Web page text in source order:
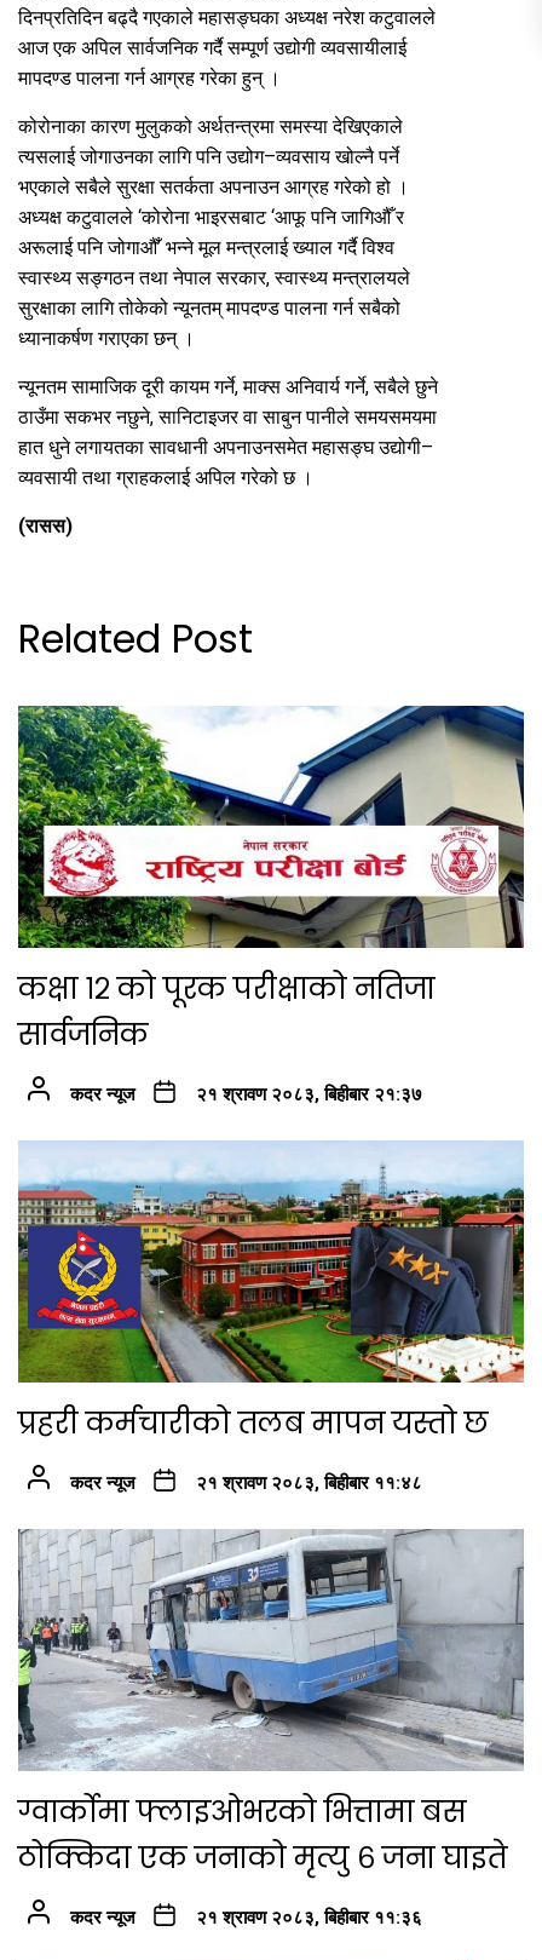
दिनप्रतिदिन बढ्दै गएकाले महासङ्घका अध्यक्ष नरेश कटुवालले
आज एक अपिल सार्वजनिक गर्दै सम्पूर्ण उद्योगी व्यवसायीलाई
मापदण्ड पालना गर्न आग्रह गरेका हुन् ।
कोरोनाका कारण मुलुकको अर्थतन्त्रमा समस्या देखिएकाले
त्यसलाई जोगाउनका लागि पनि उद्योग–व्यवसाय खोल्नै पर्ने
भएकाले सबैले सुरक्षा सतर्कता अपनाउन आग्रह गरेको हो ।
अध्यक्ष कटुवालले ‘कोरोना भाइरसबाट ‘आफू पनि जागिऔँ र
अरूलाई पनि जोगाऔँ’ भन्ने मूल मन्त्रलाई ख्याल गर्दै विश्व
स्वास्थ्य सङ्गठन तथा नेपाल सरकार, स्वास्थ्य मन्त्रालयले
सुरक्षाका लागि तोकेको न्यूनतम् मापदण्ड पालना गर्न सबैको
ध्यानाकर्षण गराएका छन् ।
न्यूनतम सामाजिक दूरी कायम गर्ने, माक्स अनिवार्य गर्ने, सबैले छुने
ठाउँमा सकभर नछुने, सानिटाइजर वा साबुन पानीले समयसमयमा
हात धुने लगायतका सावधानी अपनाउनसमेत महासङ्घ उद्योगी–
व्यवसायी तथा ग्राहकलाई अपिल गरेको छ ।
(रासस)
Related Post
कक्षा १२ को पूरक परीक्षाको नतिजा
सार्वजनिक
कदर न्यूज २१ श्रावण २०८३, बिहीबार २१:३७
प्रहरी कर्मचारीको तलब मापन यस्तो छ
कदर न्यूज २१ श्रावण २०८३, बिहीबार ११:४८
ग्वार्कोमा फ्लाइओभरको भित्तामा बस
ठोक्किदा एक जनाको मृत्यु ६ जना घाइते
कदर न्यूज २१ श्रावण २०८३, बिहीबार ११:३६